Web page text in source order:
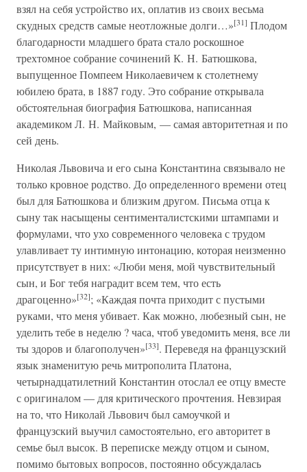
взял на себя устройство их, оплатив из своих весьма
скудных средств самые неотложные долги…»[31] Плодом
благодарности младшего брата стало роскошное
трехтомное собрание сочинений К. Н. Батюшкова,
выпущенное Помпеем Николаевичем к столетнему
юбилею брата, в 1887 году. Это собрание открывала
обстоятельная биография Батюшкова, написанная
академиком Л. Н. Майковым, — самая авторитетная и по
сей день.
Николая Львовича и его сына Константина связывало не
только кровное родство. До определенного времени отец
был для Батюшкова и близким другом. Письма отца к
сыну так насыщены сентименталистскими штампами и
формулами, что ухо современного человека с трудом
улавливает ту интимную интонацию, которая неизменно
присутствует в них: «Люби меня, мой чувствительный
сын, и Бог тебя наградит всем тем, что есть
драгоценно»[32]; «Каждая почта приходит с пустыми
руками, что меня убивает. Как можно, любезный сын, не
уделить тебе в неделю ? часа, чтоб уведомить меня, все ли
ты здоров и благополучен»[33]. Переведя на французский
язык знаменитую речь митрополита Платона,
четырнадцатилетний Константин отослал ее отцу вместе
с оригиналом — для критического прочтения. Невзирая
на то, что Николай Львович был самоучкой и
французский выучил самостоятельно, его авторитет в
семье был высок. В переписке между отцом и сыном,
помимо бытовых вопросов, постоянно обсуждалась